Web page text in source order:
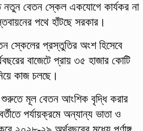
নতুন বেতন স্কেল একযোগে কার্যকর না
পথে হাঁটছে সরকার।
স্কেলের প্রস্তুতির অংশ হিসেবে
বাজেটে প্রায় ৩৫ হাজার কোটি
কাজ চলছে।
শুরুতে মূল বেতন আংশিক বৃদ্ধি করার
পর্যায়ক্রমে অন্যান্য ভাতা ও